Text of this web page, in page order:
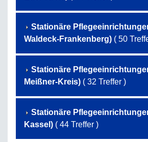
Stationäre
Waldeck-Frankenberg) ( 50
Stationäre
Meißner-Kreis) ( 32 Treffer )
Stationäre
Kassel) ( 44 Treffer )